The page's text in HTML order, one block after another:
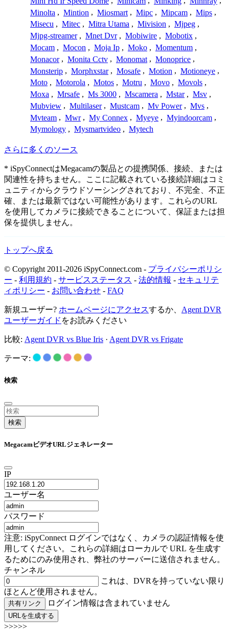
Minolta , Mintion , Miosmart , Mipc , Mipcam , Mips ,
Misecu , Mitec , Mitra Utama , Mivision , Mjpeg ,
Mjpg-streamer , Mnet Dvr , Mobiwire , Mobotix ,
Mocam , Mocon , Moja Ip , Moko , Momentum ,
Monacor , Monita Cctv , Monomat , Monoprice ,
Monsterip , Morphxstar , Mosafe , Motion , Motioneye ,
Moto , Motorola , Motos , Motru , Movo , Movols ,
Moxa , Mrsafe , Ms 3000 , Mscamera , Mstar , Msv ,
Mubview , Multilaser , Mustcam , Mv Power , Mvs ,
Mvteam , Mwr , My Connex , Myeye , Myindoorcam ,
Mymology , Mysmartvideo , Mytech
さらに多くのソース
* iSpyConnectはMegacamの製品との提携関係、接続、または
関連性を持ちません。ここに記載されている接続詳細はコミ
ュニティからクラウドソーシングされており、不完全、不正
確、または最新ではない可能性があります。これらのURL
を使用してカメラに接続できることについて、保証または担
保を提供しません。
トップへ戻る
© Copyright 2011-2026 iSpyConnect.com - プライバシーポリシ
ー - 利用規約 - サービスステータス - 法的情報 - セキュリテ
ィポリシー - お問い合わせ - FAQ
新規ユーザー? ホームページにアクセスするか、 Agent DVR
ユーザーガイド をお読みください
比較: Agent DVR vs Blue Iris · Agent DVR vs Frigate
テーマ:
検索
検索
MegacamビデオURLジェネレーター
IP
ユーザー名
パスワード
注意: iSpyConnect ログインではなく、カメラの認証情報を使
用してください。これらの詳細はローカルで URL を生成す
るためにのみ使用され、弊社のサーバーに送信されません。
チャンネル
これは、DVRを持っていない限り
ほとんど使用されません。
共有リンク ログイン情報は含まれていません
URLを生成する
>>>>>